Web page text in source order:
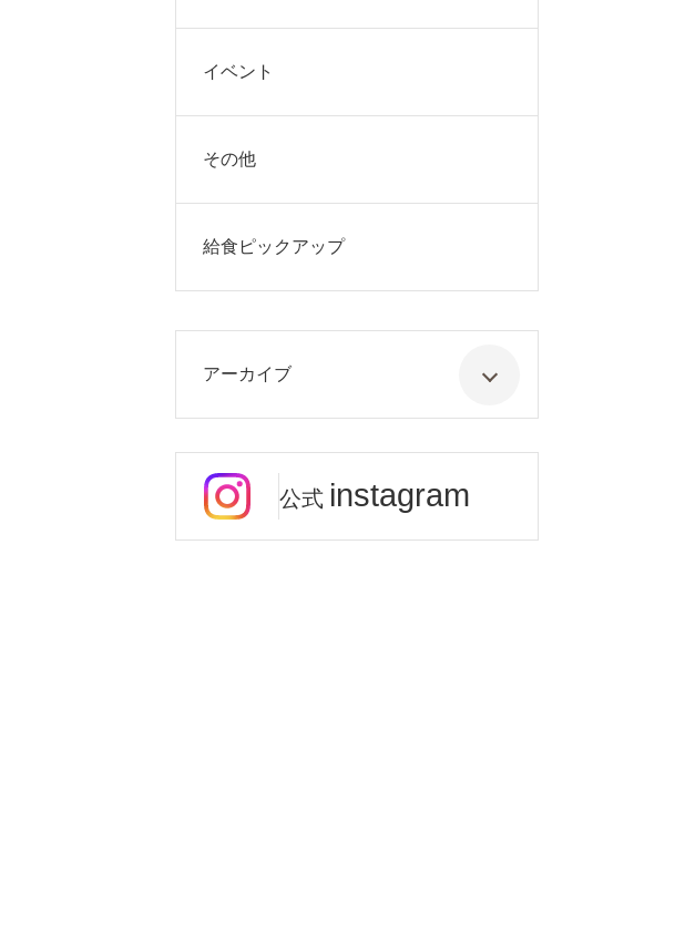
イベント
その他
給食ピックアップ
アーカイブ
公式 instagram